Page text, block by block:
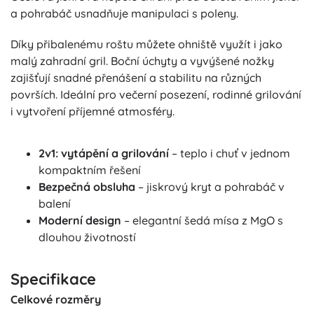
a pohrabáč usnadňuje manipulaci s poleny.
Díky přibalenému roštu můžete ohniště využít i jako
malý zahradní gril. Boční úchyty a vyvýšené nožky
zajišťují snadné přenášení a stabilitu na různých
površích. Ideální pro večerní posezení, rodinné grilování
i vytvoření příjemné atmosféry.
2v1: vytápění a grilování – teplo i chuť v jednom
kompaktním řešení
Bezpečná obsluha – jiskrový kryt a pohrabáč v
balení
Moderní design – elegantní šedá mísa z MgO s
dlouhou životností
Specifikace
Celkové rozměry